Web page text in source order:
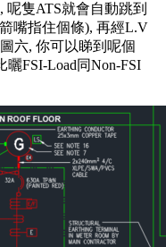
呢隻ATS就會自動跳到
箭嘴指住個條), 再經L.V
六, 你可以睇到呢個
曬FSI-Load同Non-FSI